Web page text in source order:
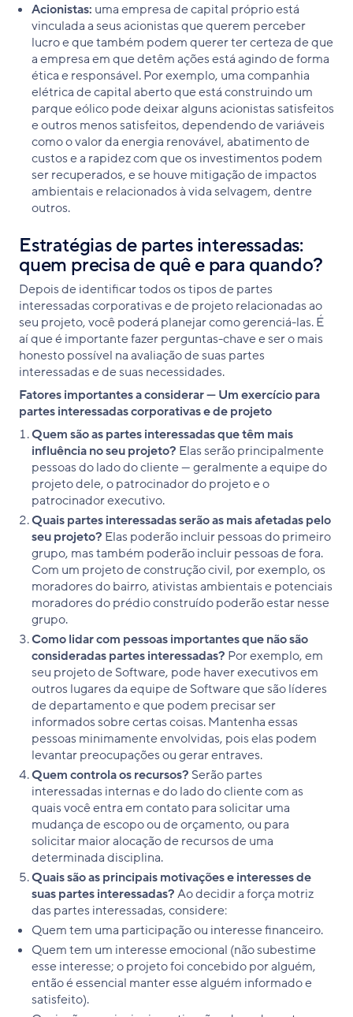
Acionistas: uma empresa de capital próprio está
vinculada a seus acionistas que querem perceber
lucro e que também podem querer ter certeza de que
a empresa em que detêm ações está agindo de forma
ética e responsável. Por exemplo, uma companhia
elétrica de capital aberto que está construindo um
parque eólico pode deixar alguns acionistas satisfeitos
e outros menos satisfeitos, dependendo de variáveis
como o valor da energia renovável, abatimento de
custos e a rapidez com que os investimentos podem
ser recuperados, e se houve mitigação de impactos
ambientais e relacionados à vida selvagem, dentre
outros.
Estratégias de partes interessadas:
quem precisa de quê e para quando?
Depois de identificar todos os tipos de partes
interessadas corporativas e de projeto relacionadas ao
seu projeto, você poderá planejar como gerenciá-las. É
aí que é importante fazer perguntas-chave e ser o mais
honesto possível na avaliação de suas partes
interessadas e de suas necessidades.
Fatores importantes a considerar — Um exercício para
partes interessadas corporativas e de projeto
Quem são as partes interessadas que têm mais
influência no seu projeto? Elas serão principalmente
pessoas do lado do cliente — geralmente a equipe do
projeto dele, o patrocinador do projeto e o
patrocinador executivo.
Quais partes interessadas serão as mais afetadas pelo
seu projeto? Elas poderão incluir pessoas do primeiro
grupo, mas também poderão incluir pessoas de fora.
Com um projeto de construção civil, por exemplo, os
moradores do bairro, ativistas ambientais e potenciais
moradores do prédio construído poderão estar nesse
grupo.
Como lidar com pessoas importantes que não são
consideradas partes interessadas? Por exemplo, em
seu projeto de Software, pode haver executivos em
outros lugares da equipe de Software que são líderes
de departamento e que podem precisar ser
informados sobre certas coisas. Mantenha essas
pessoas minimamente envolvidas, pois elas podem
levantar preocupações ou gerar entraves.
Quem controla os recursos? Serão partes
interessadas internas e do lado do cliente com as
quais você entra em contato para solicitar uma
mudança de escopo ou de orçamento, ou para
solicitar maior alocação de recursos de uma
determinada disciplina.
Quais são as principais motivações e interesses de
suas partes interessadas?Ao decidir a força motriz
das partes interessadas, considere:
Quem tem uma participação ou interesse financeiro.
Quem tem um interesse emocional (não subestime
esse interesse; o projeto foi concebido por alguém,
então é essencial manter esse alguém informado e
satisfeito).